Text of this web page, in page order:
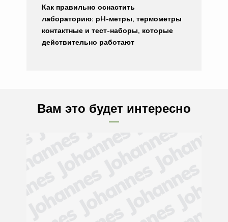
Как правильно оснастить
лабораторию: pH-метры, термометры
контактные и тест-наборы, которые
действительно работают
Вам это будет интересно